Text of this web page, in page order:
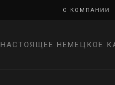
О КОМПАНИИ
НАСТОЯЩЕЕ НЕМЕЦКОЕ